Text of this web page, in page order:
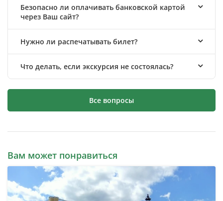
Безопасно ли оплачивать банковской картой
через Ваш сайт?
Нужно ли распечатывать билет?
Что делать, если экскурсия не состоялась?
Все вопросы
Вам может понравиться